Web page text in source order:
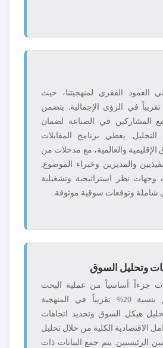
العمود الفقري لمنهجيتنا، حيث
بنسبة 80% تقريباً في الرؤى الإجمالية. يتضمن
المشاركين في الصناعة لضمان
يغطي برنامج المقابلات
الإقليمية والعالمية، مع مدخلات من
والمديرين وخبراء الموضوع.
وجهات نظر استراتيجية وتشغيلية
شاملة وتوقعات سوقية موثوقة.
جزءاً أساسياً من عملية البحث
لدينا، حيث يساهم بنسبة 20% تقريباً في المنهجية
هيكل السوق وتحديد اتجاهات
الاقتصادية الكلية من خلال تحليل
الرئيسيين. يتم جمع البيانات ذات